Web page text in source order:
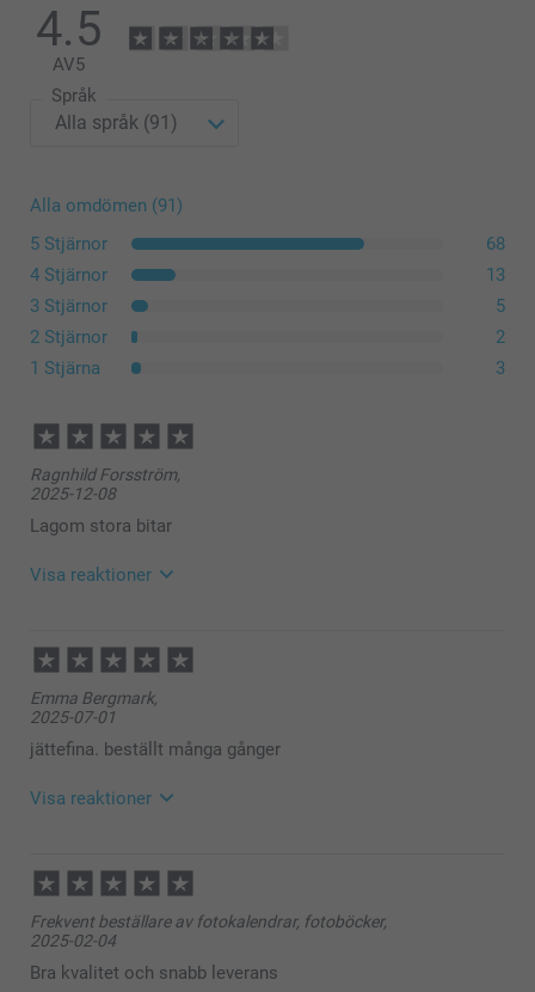
4.5
AV5
Språk
Alla omdömen (91)
5 Stjärnor
68
4 Stjärnor
13
3 Stjärnor
5
2 Stjärnor
2
1 Stjärna
3
Ragnhild Forsström,
2025-12-08
Lagom stora bitar
Visa reaktioner
15:23
Hej Ragnhild,
Stort tack för ⭐️⭐️⭐️⭐️⭐️ och omdöme av våra
minnesspel.
Tack för att du valt att beställa från oss. 💕
Varma hälsningar
Pernilla @smartphoto
Emma Bergmark,
2025-07-01
jättefina. beställt många gånger
Visa reaktioner
13:24
Hej Emma,
Stort tack för ⭐️⭐️⭐️⭐️⭐️ och omdöme av våra
minnesspel.
Tack för att du valt att beställa från oss. 💕
Frekvent beställare av fotokalendrar, fotoböcker,
2025-02-04
Bra kvalitet och snabb leverans